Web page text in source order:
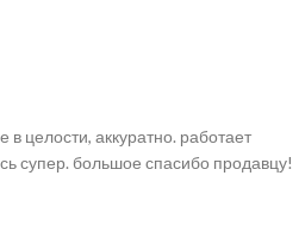
целости, аккуратно. работает
супер. большое спасибо продавцу!